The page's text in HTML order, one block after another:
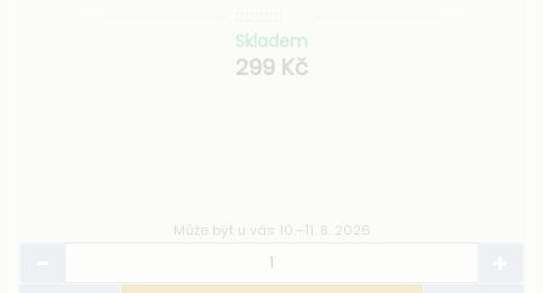
Skladem
299 Kč
Může být u vás 10.–11. 8. 2026